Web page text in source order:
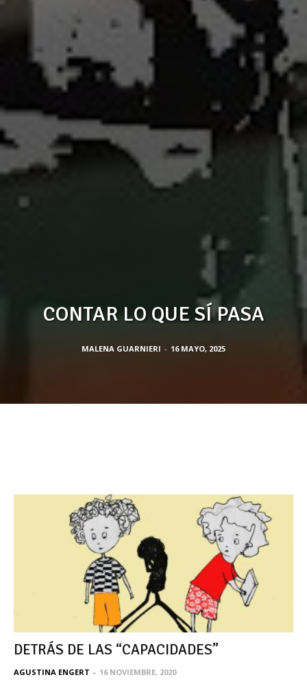
CONTAR LO QUE SÍ PASA
MALENA GUARNIERI - 16 MAYO, 2025
DETRÁS DE LAS “CAPACIDADES”
AGUSTINA ENGERT - 16 NOVIEMBRE, 2020